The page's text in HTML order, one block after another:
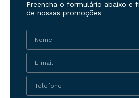
Preencha o formulário abaixo e
de nossas promoções